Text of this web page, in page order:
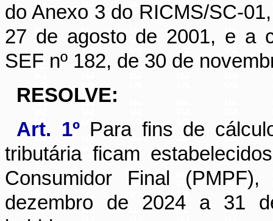
do Anexo 3 do RICMS/SC-
27 de agosto de 2001, e a
SEF nº 182, de 30 de
RESOLVE:
Art. 1ºPara fins de
tributária ficam
Consumidor Final
dezembro de 2024 a 31